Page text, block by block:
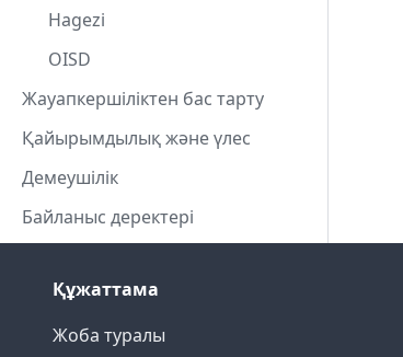
Hagezi
OISD
Жауапкершіліктен бас тарту
Қайырымдылық және үлес
Демеушілік
Байланыс деректері
Құжаттама
Жоба туралы